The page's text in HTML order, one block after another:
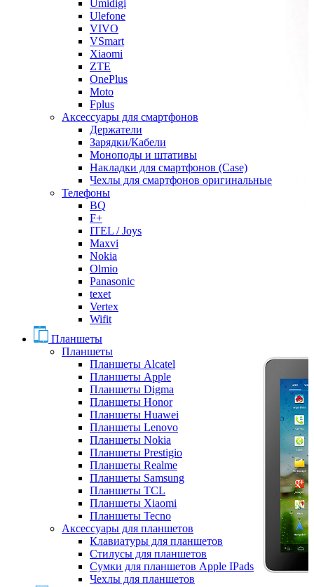
Umidigi
Ulefone
VIVO
VSmart
Xiaomi
ZTE
OnePlus
Moto
Fplus
Аксессуары для смартфонов
Держатели
Зарядки/Кабели
Моноподы и штативы
Накладки для смартфонов (Case)
Чехлы для смартфонов оригинальные
Телефоны
BQ
F+
ITEL / Joys
Maxvi
Nokia
Olmio
Panasonic
texet
Vertex
Wifit
Планшеты
Планшеты
Планшеты Alcatel
Планшеты Apple
Планшеты Digma
Планшеты Honor
Планшеты Huawei
Планшеты Lenovo
Планшеты Nokia
Планшеты Prestigio
Планшеты Realme
Планшеты Samsung
Планшеты TCL
Планшеты Xiaomi
Планшеты Tecno
Аксессуары для планшетов
Клавиатуры для планшетов
Стилусы для планшетов
Сумки для планшетов Apple IPads
Чехлы для планшетов